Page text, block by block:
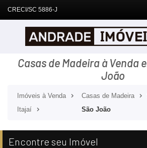
CRECI/SC 5886-J
Casas de Madeira à Venda
João
Imóveis à Venda Casas de Madeira
Itajaí
São João
Encontre seu Imóvel